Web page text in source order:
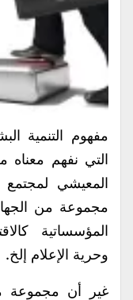
مفهوم التنمية
التي نفهم معناه
المعيشي
مجموعة من
المؤسساتية
وحرية الإعلام إلخ.
غير أن مجموعة